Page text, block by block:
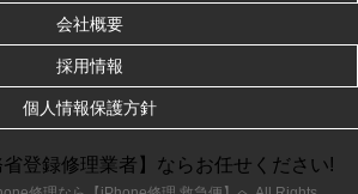
会社概要
採用情報
個人情報保護方針
登録修理業者】ならお任せください!